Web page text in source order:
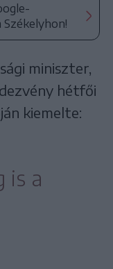
miniszter,
hétfői
kiemelte:
is a